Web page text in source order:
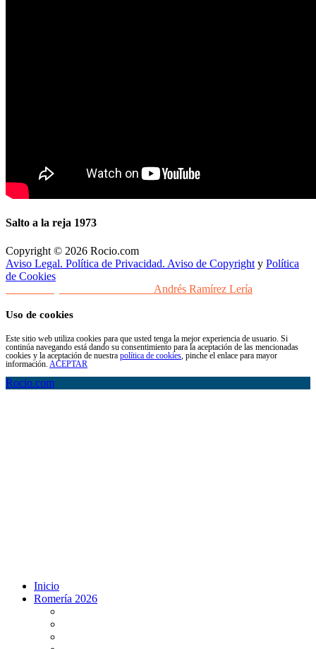
Salto a la reja 1973
Copyright © 2026 Rocio.com
Aviso Legal. Política de Privacidad. Aviso de Copyright y Política
de Cookies
Andrés Ramírez Lería
Uso de cookies
Este sitio web utiliza cookies para que usted tenga la mejor experiencia de usuario. Si
continúa navegando está dando su consentimiento para la aceptación de las mencionadas
cookies y la aceptación de nuestra política de cookies , pinche el enlace para mayor
información. ACEPTAR
Rocio.com
Inicio
Romería 2026